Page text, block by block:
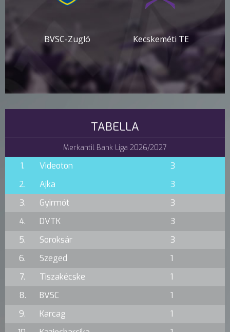
BVSC-Zugló Kecskeméti TE
TABELLA
Merkantil Bank Liga 2026/2027
1. Videoton
3
2.
Ajka
3
3.
Gyirmót
3
4.
DVTK
3
5.
Soroksár
3
6.
Szeged
1
7.
Tiszakécske
1
8.
BVSC
1
9.
Karcag
1